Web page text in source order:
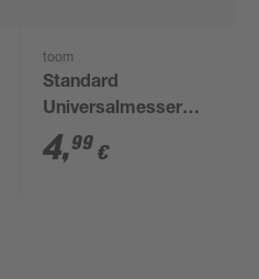
toom
Standard
Universalmesser
einziehbar
4,99 €